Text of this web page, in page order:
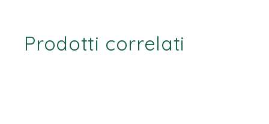
Prodotti correlati